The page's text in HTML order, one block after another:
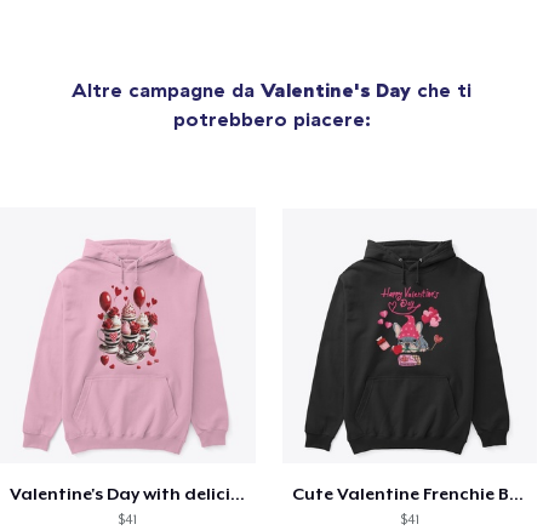
Altre campagne da Valentine's Day che ti
potrebbero piacere:
Valentine's Day with delicious food
$41
Cute Valentine Frenchie Bulldog
$41